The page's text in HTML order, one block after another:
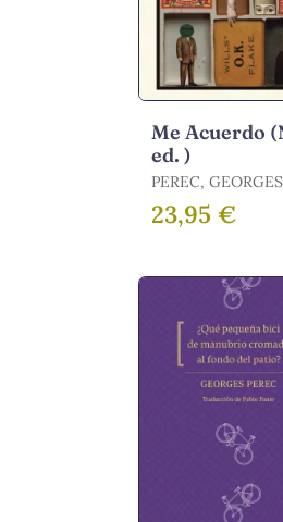
Me Acuerdo
ed. )
PEREC, GEORGES
23,95 €